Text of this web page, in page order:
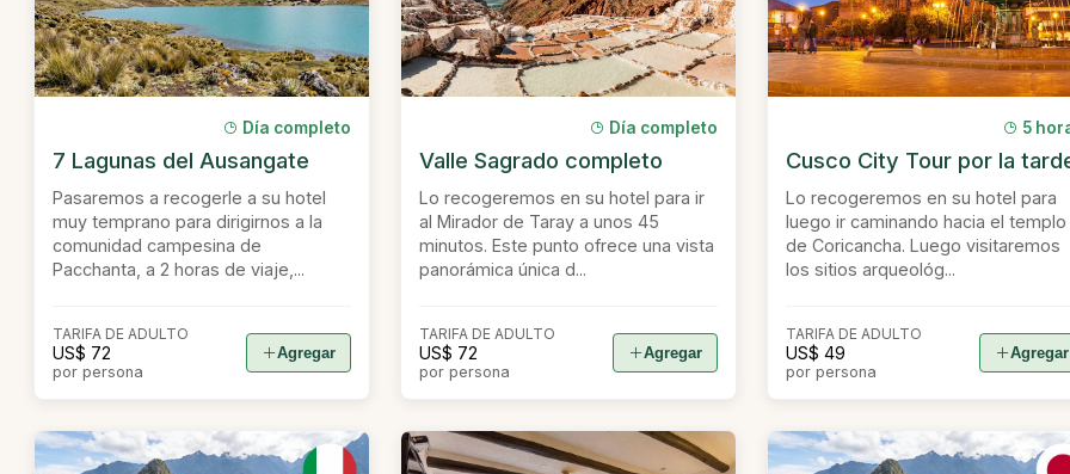
Día completo
7 Lagunas del Ausangate
Pasaremos a recogerle a su hotel
muy temprano para dirigirnos a la
comunidad campesina de
Pacchanta, a 2 horas de viaje,...
TARIFA DE ADULTO
US$ 72
por persona
Agregar
Día completo
Valle Sagrado completo
Lo recogeremos en su hotel para ir
al Mirador de Taray a unos 45
minutos. Este punto ofrece una vista
panorámica única d...
TARIFA DE ADULTO
US$ 72
por persona
Agregar
5
Cusco City Tour por la
Lo recogeremos en su hotel para
luego ir caminando hacia el templo
de Coricancha. Luego visitaremos
los sitios arqueológ...
TARIFA DE ADULTO
US$ 49
por persona
Agregar